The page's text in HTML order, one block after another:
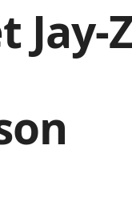
Jay-